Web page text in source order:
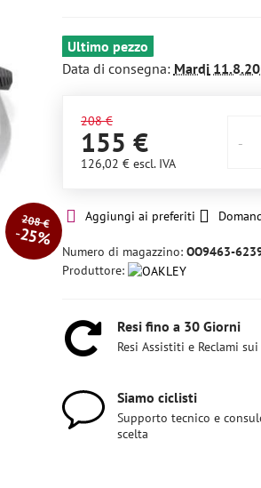
208 €
25%
Ultimo pezzo
Data di consegna: Mardi
208 €
155 €
126,02 € escl. IVA
Aggiungi ai preferiti
Numero di magazzino: OO9463-
Produttore:
Resi fino a 30 Giorni
Resi Assistiti e Reclami
Siamo ciclisti
Supporto tecnico e
scelta